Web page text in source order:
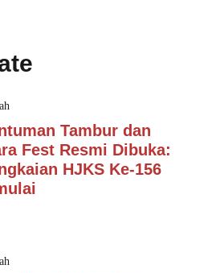
Tambur dan
Fest Resmi Dibuka:
HJKS Ke-156